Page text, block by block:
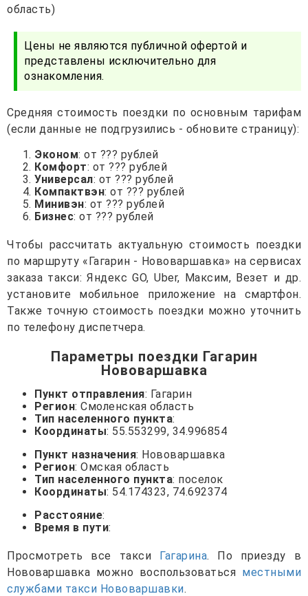
область)
Цены не являются публичной офертой и
представлены исключительно для
ознакомления.
Средняя стоимость поездки по основным тарифам
(если данные не подгрузились - обновите страницу):
Эконом: от ??? рублей
Комфорт: от ??? рублей
Универсал: от ??? рублей
Компактвэн: от ??? рублей
Минивэн: от ??? рублей
Бизнес: от ??? рублей
Чтобы рассчитать актуальную стоимость поездки
по маршруту «Гагарин - Нововаршавка» на сервисах
заказа такси: Яндекс GO, Uber, Максим, Везет и др.
установите мобильное приложение на смартфон.
Также точную стоимость поездки можно уточнить
по телефону диспетчера.
Параметры поездки Гагарин
Нововаршавка
Пункт отправления: Гагарин
Регион: Смоленская область
Тип населенного пункта:
Координаты: 55.553299, 34.996854
Пункт назначения: Нововаршавка
Регион: Омская область
Тип населенного пункта: поселок
Координаты: 54.174323, 74.692374
Расстояние:
Время в пути:
Просмотреть все такси Гагарина. По приезду в
Нововаршавка можно воспользоваться местными
службами такси Нововаршавки.